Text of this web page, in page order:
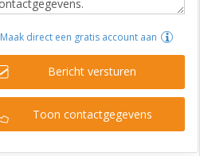
Maak direct een gratis account aan
Bericht versturen
Toon contactgegevens